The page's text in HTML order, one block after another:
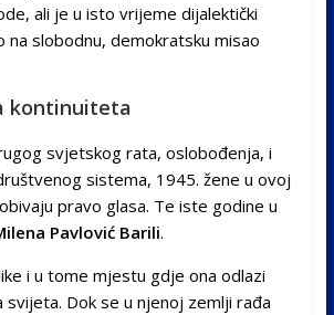
ali je u isto vrijeme dijalektički
na slobodnu, demokratsku misao
kontinuiteta
svjetskog rata, oslobođenja, i
sistema, 1945. žene u ovoj
pravo glasa. Te iste godine u
Pavlović Barili.
i u tome mjestu gdje ona odlazi
Dok se u njenoj zemlji rađa